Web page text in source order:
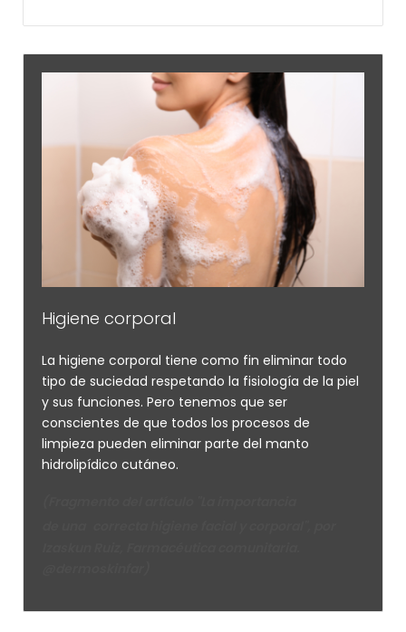
Higiene corporal
La higiene corporal tiene como fin eliminar todo
tipo de suciedad respetando la fisiología de la piel
y sus funciones. Pero tenemos que ser
conscientes de que todos los procesos de
limpieza pueden eliminar parte del manto
hidrolipídico cutáneo.